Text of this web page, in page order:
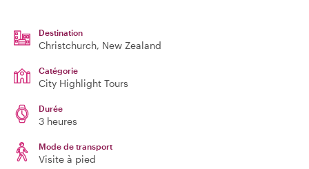
Destination
Christchurch, New Zealand
Catégorie
City Highlight Tours
Durée
3 heures
Mode de transport
Visite à pied